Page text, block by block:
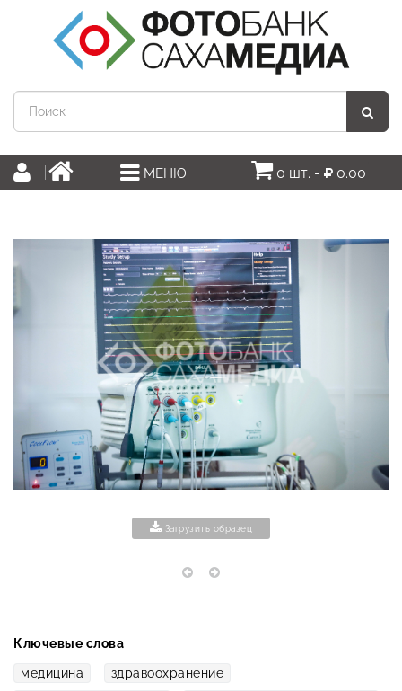
МЕНЮ 0 шт. - 0.00
Загрузить образец
Ключевые слова
медицина
здравоохранение